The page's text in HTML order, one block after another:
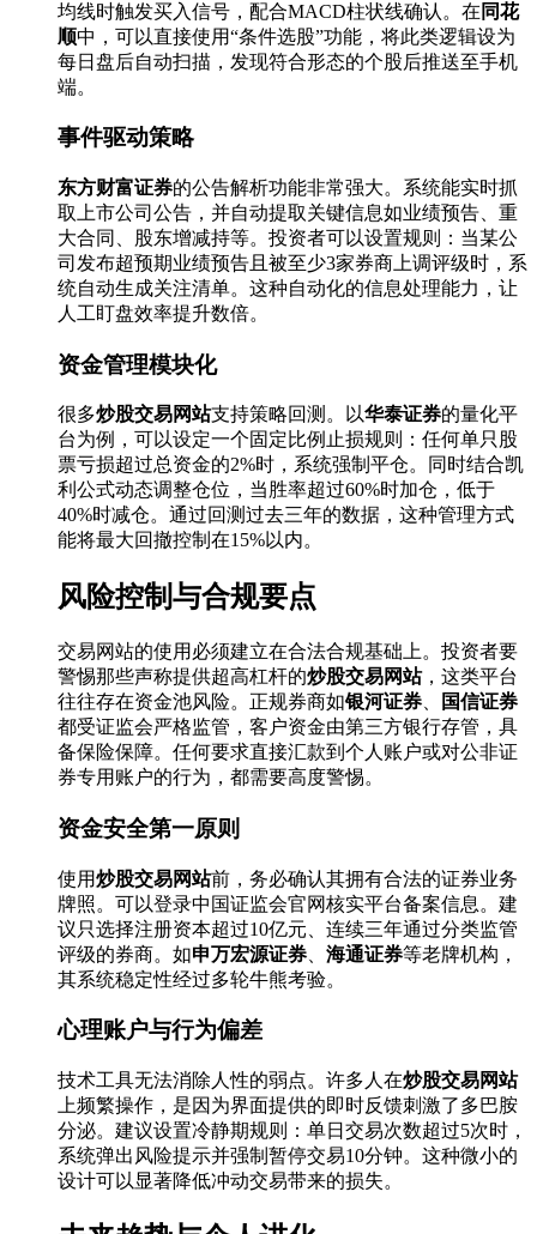
均线时触发买入信号，配合MACD柱状线确认。在 同花
顺中，可以直接使用“条件选股”功能，将此类逻辑设为
每日盘后自动扫描，发现符合形态的个股后推送至手机
端。
事件驱动策略
东方财富证券的公告解析功能非常强大。系统能实时抓
取上市公司公告，并自动提取关键信息如业绩预告、重
大合同、股东增减持等。投资者可以设置规则：当某公
司发布超预期业绩预告且被至少3家券商上调评级时，系
统自动生成关注清单。这种自动化的信息处理能力，让
人工盯盘效率提升数倍。
资金管理模块化
很多炒股交易网站支持策略回测。以华泰证券的量化平
台为例，可以设定一个固定比例止损规则：任何单只股
票亏损超过总资金的2%时，系统强制平仓。同时结合凯
利公式动态调整仓位，当胜率超过60%时加仓，低于
40%时减仓。通过回测过去三年的数据，这种管理方式
能将最大回撤控制在15%以内。
风险控制与合规要点
交易网站的使用必须建立在合法合规基础上。投资者要
警惕那些声称提供超高杠杆的炒股交易网站，这类平台
往往存在资金池风险。正规券商如银河证券
国信证券
都受证监会严格监管，客户资金由第三方银行存管，具
备保险保障。任何要求直接汇款到个人账户或对公非证
券专用账户的行为，都需要高度警惕。
资金安全第一原则
使用炒股交易网站前，务必确认其拥有合法的证券业务
牌照。可以登录中国证监会官网核实平台备案信息。建
议只选择注册资本超过10亿元、连续三年通过分类监管
评级的券商。如申万宏源证券 海通证券等老牌机构，
其系统稳定性经过多轮牛熊考验。
心理账户与行为偏差
技术工具无法消除人性的弱点。许多人在炒股交易网站
上频繁操作，是因为界面提供的即时反馈刺激了多巴胺
分泌。建议设置冷静期规则：单日交易次数超过5次时，
系统弹出风险提示并强制暂停交易10分钟。这种微小的
设计可以显著降低冲动交易带来的损失。